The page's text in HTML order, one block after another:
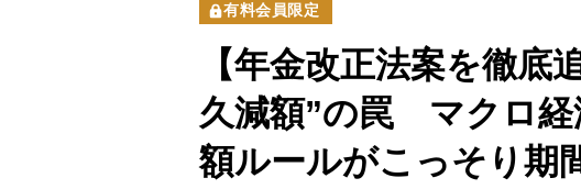
有料会員限定
【年金改正法案を徹底
久減額”の罠 マクロ経
額ルールがこっそり期